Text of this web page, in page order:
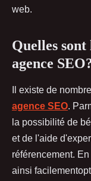
web.
Quelles sont
agence
Il existe de
agence SEO.
la possibilité de
et de l'aide
référencement.
ainsi